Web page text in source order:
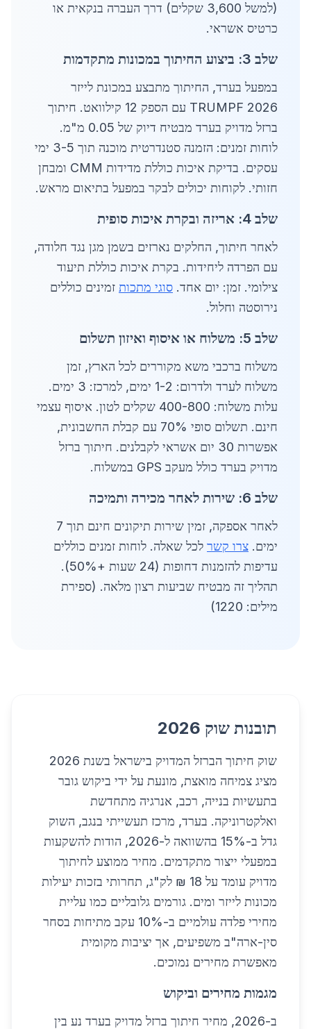
(למשל 3,600 שקלים) דרך העברה בנקאית או
כרטיס אשראי.
שלב 3: ביצוע החיתוך במכונות מתקדמות
במפעל בערד, החיתוך מתבצע במכונת לייזר
TRUMPF 2026 עם הספק 12 קילוואט. חיתוך
ברזל מדויק בערד מבטיח דיוק של 0.05 מ"מ.
לוחות זמנים: הזמנה סטנדרטית מוכנה תוך 3-5 ימי
עסקים. בדיקת איכות כוללת מדידות CMM ומבחן
חזותי. לקוחות יכולים לבקר במפעל בתיאום מראש.
שלב 4: אריזה ובקרת איכות סופית
לאחר חיתוך, החלקים נארזים בשמן מגן נגד חלודה,
עם הפרדה ליחידות. בקרת איכות כוללת תיעוד
צילומי. זמן: יום אחד. סוגי מתכות זמינים כוללים
נירוסטה וחלול.
שלב 5: משלוח או איסוף ואיזון תשלום
משלוח ברכבי משא מקוררים לכל הארץ, זמן
משלוח לערד ולדרום: 1-2 ימים, למרכז: 3 ימים.
עלות משלוח: 400-800 שקלים לטון. איסוף עצמי
חינם. תשלום סופי 70% עם קבלת החשבונית,
אפשרות 30 יום אשראי לקבלנים. חיתוך ברזל
מדויק בערד כולל מעקב GPS במשלוח.
שלב 6: שירות לאחר מכירה ותמיכה
לאחר אספקה, זמין שירות תיקונים חינם תוך 7
ימים. צרו קשר לכל שאלה. לוחות זמנים כוללים
עדיפות להזמנות דחופות (24 שעות +50%).
תהליך זה מבטיח שביעות רצון מלאה. (ספירת
מילים: 1220)
תובנות שוק 2026
שוק חיתוך הברזל המדויק בישראל בשנת 2026
מציג צמיחה מואצת, מונעת על ידי ביקוש גובר
בתעשיות בנייה, רכב, אנרגיה מתחדשת
ואלקטרוניקה. בערד, מרכז תעשייתי בנגב, השוק
גדל ב-15% בהשוואה ל-2026, הודות להשקעות
במפעלי ייצור מתקדמים. מחיר ממוצע לחיתוך
מדויק עומד על 18 ₪ לק"ג, תחרותי בזכות יעילות
מכונות לייזר ומים. גורמים גלובליים כמו עליית
מחירי פלדה עולמיים ב-10% עקב מתיחות בסחר
סין-ארה"ב משפיעים, אך יציבות מקומית
מאפשרת מחירים נמוכים.
מגמות מחירים וביקוש
ב-2026, מחיר חיתוך ברזל מדויק בערד נע בין